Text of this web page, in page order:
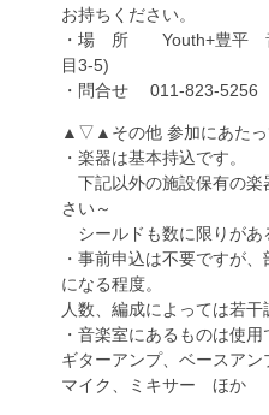
お持ちください。
・場 所 Youth+豊平
目3-5)
・問合せ 011-823-5256
▲▽▲その他 参加にあた
・楽器は基本持込です。
下記以外の施設保有の楽
さい～
シールドも数に限りがあ
・事前申込は不要ですが
になる程度。
人数、編成によっては若干
・音楽室にあるものは使用
ギターアンプ、ベースアン
マイク、ミキサー ほか